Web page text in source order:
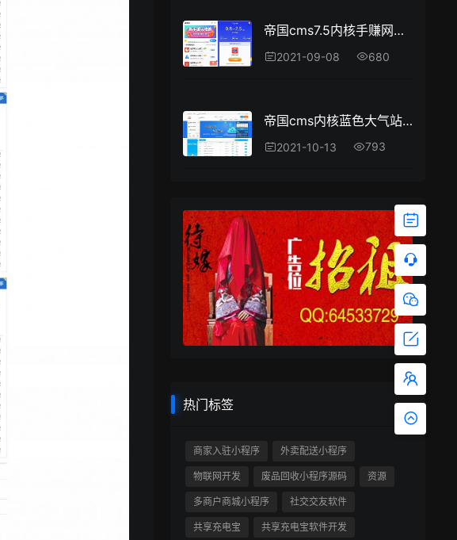
帝国cms7.5内核手赚网试玩平台源码 可封装APP 带文章资讯功能
2021-09-08 680
帝国cms内核蓝色大气站长目录导航网站源码
2021-10-13 793
热门标签
商家入驻小程序 外卖配送小程序
物联网开发 废品回收小程序源码 资源
多商户商城小程序 社交交友软件
共享充电宝 共享充电宝软件开发